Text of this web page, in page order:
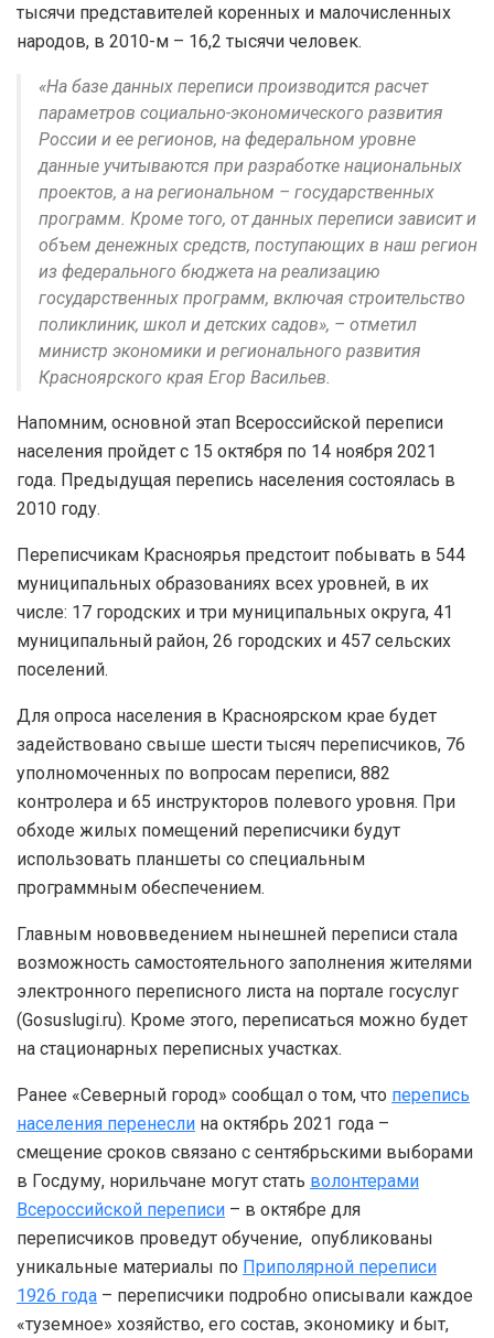
тысячи представителей коренных и малочисленных
народов, в 2010-м – 16,2 тысячи человек.
«На базе данных переписи производится расчет
параметров социально-экономического развития
России и ее регионов, на федеральном уровне
данные учитываются при разработке национальных
проектов, а на региональном – государственных
программ. Кроме того, от данных переписи зависит и
объем денежных средств, поступающих в наш регион
из федерального бюджета на реализацию
государственных программ, включая строительство
поликлиник, школ и детских садов», – отметил
министр экономики и регионального развития
Красноярского края Егор Васильев.
Напомним, основной этап Всероссийской переписи
населения пройдет с 15 октября по 14 ноября 2021
года. Предыдущая перепись населения состоялась в
2010 году.
Переписчикам Красноярья предстоит побывать в 544
муниципальных образованиях всех уровней, в их
числе: 17 городских и три муниципальных округа, 41
муниципальный район, 26 городских и 457 сельских
поселений.
Для опроса населения в Красноярском крае будет
задействовано свыше шести тысяч переписчиков, 76
уполномоченных по вопросам переписи, 882
контролера и 65 инструкторов полевого уровня. При
обходе жилых помещений переписчики будут
использовать планшеты со специальным
программным обеспечением.
Главным нововведением нынешней переписи стала
возможность самостоятельного заполнения жителями
электронного переписного листа на портале госуслуг
(Gosuslugi.ru). Кроме этого, переписаться можно будет
на стационарных переписных участках.
Ранее «Северный город» сообщал о том, что перепись
населения перенесли на октябрь 2021 года –
смещение сроков связано с сентябрьскими выборами
в Госдуму, норильчане могут стать волонтерами
Всероссийской переписи – в октябре для
переписчиков проведут обучение, опубликованы
уникальные материалы по Приполярной переписи
1926 года – переписчики подробно описывали каждое
«туземное» хозяйство, его состав, экономику и быт,